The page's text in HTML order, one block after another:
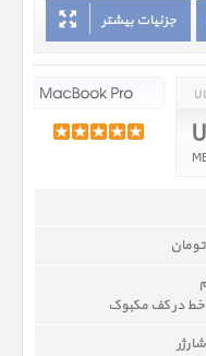
جزئیات بیشتر
خط در کف مکبوک